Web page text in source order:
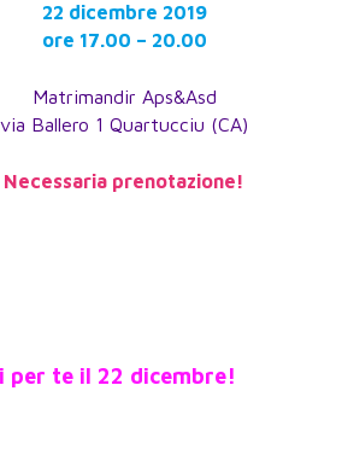
22 dicembre 2019
ore 17.00 – 20.00
Matrimandir Aps&Asd
via Ballero 1 Quartucciu (CA)
Necessaria prenotazione!
te il 22 dicembre!